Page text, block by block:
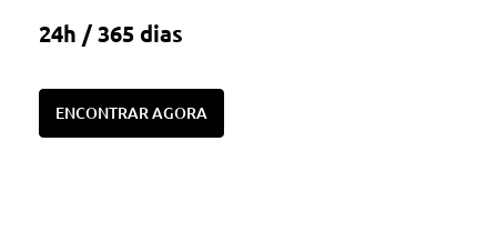
24h / 365 dias
ENCONTRAR AGORA